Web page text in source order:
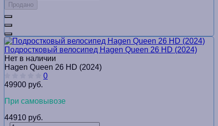
Продано
Подростковый велосипед Hagen Queen 26 HD (2024)
Нет в наличии
Hagen Queen 26 HD (2024)
0
49900 руб.
При самовывозе
44910 руб.